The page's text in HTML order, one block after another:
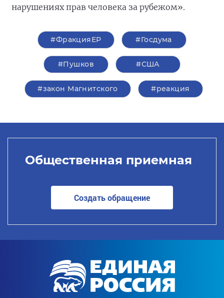
нарушениях прав человека за рубежом».
#ФракцияЕР #Госдума
#Пушков #США
#закон Магнитского #реакция
Общественная приемная
Создать обращение